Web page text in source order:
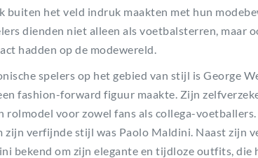
buiten het veld indruk maakten met hun
dienden niet alleen als voetbalsterren, maar
hadden op de modewereld.
spelers op het gebied van stijl is George
fashion-forward figuur maakte. Zijn
rolmodel voor zowel fans als collega-
zijn verfijnde stijl was Paolo Maldini. Naast zijn
bekend om zijn elegante en tijdloze outfits, die